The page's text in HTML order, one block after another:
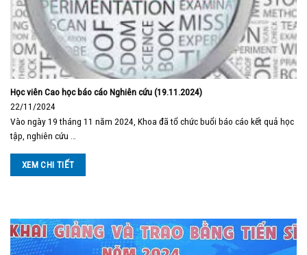
Học viên Cao học báo cáo Nghiên cứu (19.11.2024)
22/11/2024
Vào ngày 19 tháng 11 năm 2024, Khoa đã tổ chức buổi báo cáo kết quả học
tập, nghiên cứu …
XEM CHI TIẾT